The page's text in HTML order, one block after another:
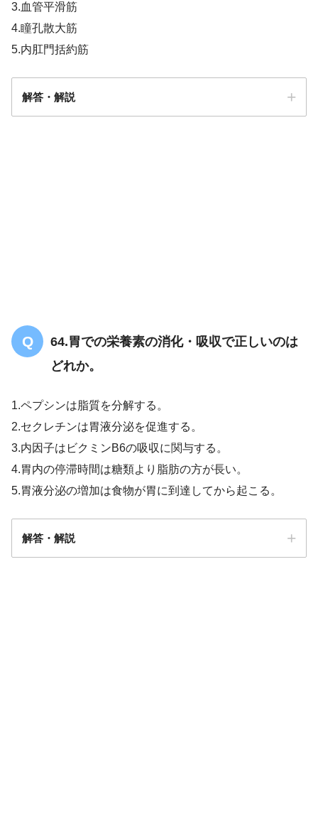
【共通問題のみ】視覚器についての問題
3.血管平滑筋
4.瞳孔散大筋
5.内肛門括約筋
解答・解説
【PT/共通】自律神経についての問題「ま
とめ・解説」
64.胃での栄養素の消化・吸収で正しいのは
どれか。
1.ペプシンは脂質を分解する。
2.セクレチンは胃液分泌を促進する。
3.内因子はビクミンB6の吸収に関与する。
4.胃内の停滞時間は糖類より脂肪の方が長い。
5.胃液分泌の増加は食物が胃に到達してから起こる。
解答・解説